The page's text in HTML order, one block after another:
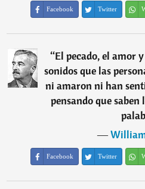
Facebook Twitter
“El pecado, el amor
sonidos que las
ni amaron ni han
pensando que
―
Facebook Twitter